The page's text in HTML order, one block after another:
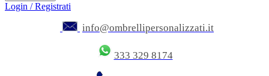
Login / Registrati
info@ombrellipersonalizzati.it
333 329 8174